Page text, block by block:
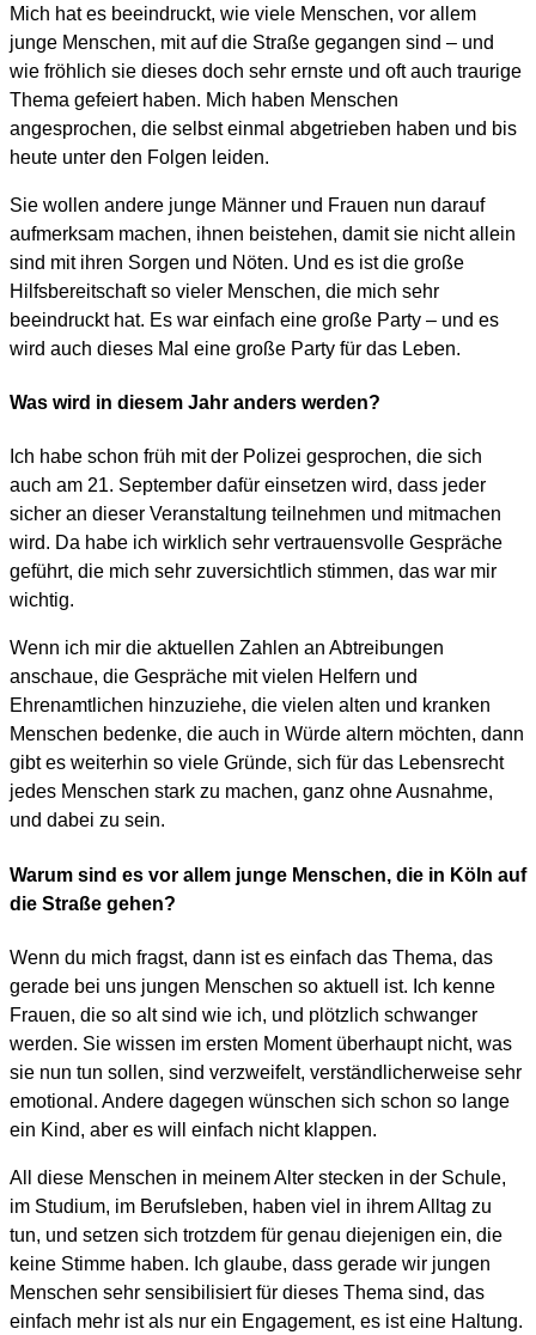
Mich hat es beeindruckt, wie viele Menschen, vor allem
junge Menschen, mit auf die Straße gegangen sind – und
wie fröhlich sie dieses doch sehr ernste und oft auch traurige
Thema gefeiert haben. Mich haben Menschen
angesprochen, die selbst einmal abgetrieben haben und bis
heute unter den Folgen leiden.
Sie wollen andere junge Männer und Frauen nun darauf
aufmerksam machen, ihnen beistehen, damit sie nicht allein
sind mit ihren Sorgen und Nöten. Und es ist die große
Hilfsbereitschaft so vieler Menschen, die mich sehr
beeindruckt hat. Es war einfach eine große Party – und es
wird auch dieses Mal eine große Party für das Leben.
Was wird in diesem Jahr anders werden?
Ich habe schon früh mit der Polizei gesprochen, die sich
auch am 21. September dafür einsetzen wird, dass jeder
sicher an dieser Veranstaltung teilnehmen und mitmachen
wird. Da habe ich wirklich sehr vertrauensvolle Gespräche
geführt, die mich sehr zuversichtlich stimmen, das war mir
wichtig.
Wenn ich mir die aktuellen Zahlen an Abtreibungen
anschaue, die Gespräche mit vielen Helfern und
Ehrenamtlichen hinzuziehe, die vielen alten und kranken
Menschen bedenke, die auch in Würde altern möchten, dann
gibt es weiterhin so viele Gründe, sich für das Lebensrecht
jedes Menschen stark zu machen, ganz ohne Ausnahme,
und dabei zu sein.
Warum sind es vor allem junge Menschen, die in Köln auf
die Straße gehen?
Wenn du mich fragst, dann ist es einfach das Thema, das
gerade bei uns jungen Menschen so aktuell ist. Ich kenne
Frauen, die so alt sind wie ich, und plötzlich schwanger
werden. Sie wissen im ersten Moment überhaupt nicht, was
sie nun tun sollen, sind verzweifelt, verständlicherweise sehr
emotional. Andere dagegen wünschen sich schon so lange
ein Kind, aber es will einfach nicht klappen.
All diese Menschen in meinem Alter stecken in der Schule,
im Studium, im Berufsleben, haben viel in ihrem Alltag zu
tun, und setzen sich trotzdem für genau diejenigen ein, die
keine Stimme haben. Ich glaube, dass gerade wir jungen
Menschen sehr sensibilisiert für dieses Thema sind, das
einfach mehr ist als nur ein Engagement, es ist eine Haltung.